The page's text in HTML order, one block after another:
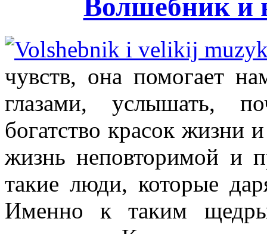
Волшебник и
чувств, она помогает
глазами, услышать,
богатство красок
жизнь неповторимой и
такие люди, которые
Именно к таким